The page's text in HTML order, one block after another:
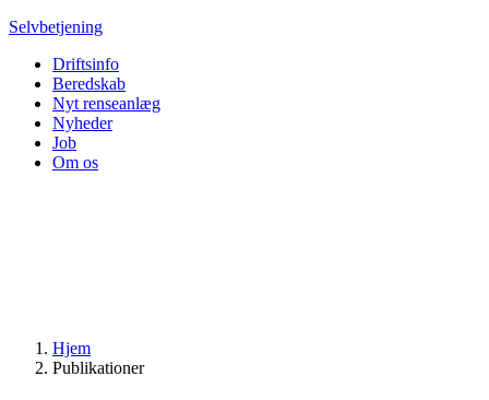
Selvbetjening
Driftsinfo
Beredskab
Nyt renseanlæg
Nyheder
Job
Om os
Hjem
Publikationer